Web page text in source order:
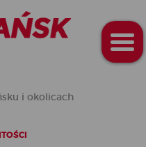
i okolicach